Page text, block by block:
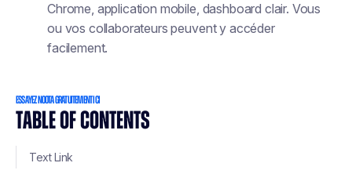
TABLE OF CONTENTS
Text Link
Chrome, application mobile, dashboard clair. Vous
ou vos collaborateurs peuvent y accéder
facilement.
ESSAYEZ NOOTA GRATUITEMENT ICI